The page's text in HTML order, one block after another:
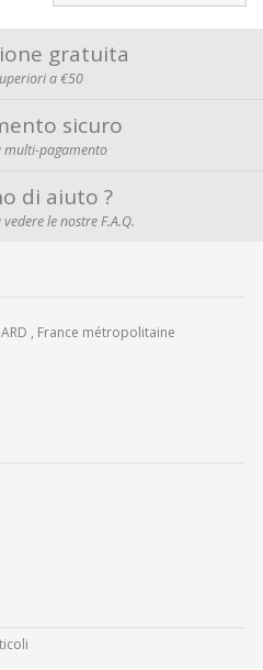
gratuita
a €50
sicuro
pagamento
di aiuto ?
le nostre F.A.Q.
, France métropolitaine